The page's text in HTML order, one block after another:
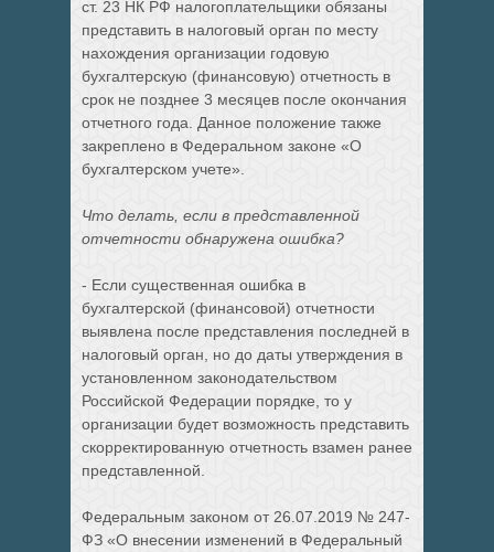
ст. 23 НК РФ налогоплательщики обязаны
представить в налоговый орган по месту
нахождения организации годовую
бухгалтерскую (финансовую) отчетность в
срок не позднее 3 месяцев после окончания
отчетного года. Данное положение также
закреплено в Федеральном законе «О
бухгалтерском учете».
Что делать, если в представленной
отчетности обнаружена ошибка?
- Если существенная ошибка в
бухгалтерской (финансовой) отчетности
выявлена после представления последней в
налоговый орган, но до даты утверждения в
установленном законодательством
Российской Федерации порядке, то у
организации будет возможность представить
скорректированную отчетность взамен ранее
представленной.
Федеральным законом от 26.07.2019 № 247-
ФЗ «О внесении изменений в Федеральный